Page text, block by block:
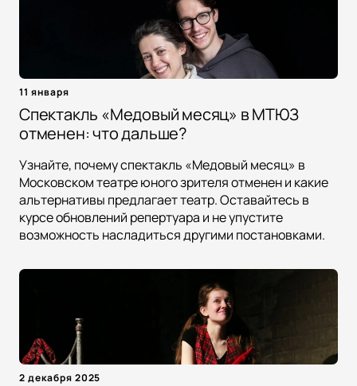
11 января
Спектакль «Медовый месяц» в МТЮЗ
отменен: что дальше?
Узнайте, почему спектакль «Медовый месяц» в
Московском театре юного зрителя отменен и какие
альтернативы предлагает театр. Оставайтесь в
курсе обновлений репертуара и не упустите
возможность насладиться другими постановками.
2 декабря 2025